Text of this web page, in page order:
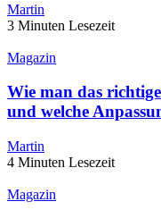
Martin
3 Minuten Lesezeit
Magazin
Wie man das
und welche
Martin
4 Minuten Lesezeit
Magazin